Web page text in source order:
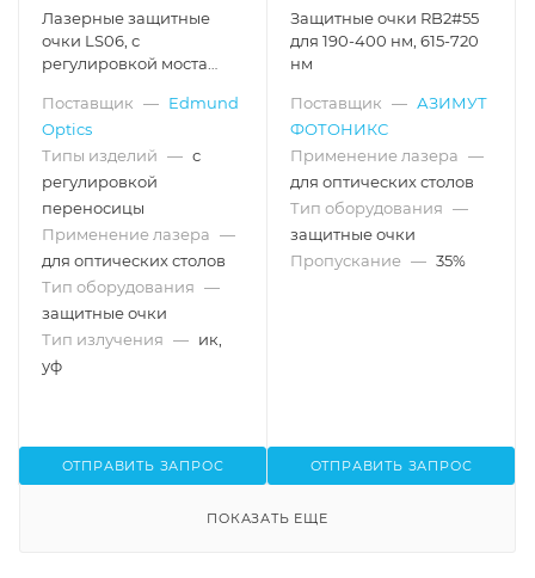
Лазерные защитные
очки LS06, с
регулировкой моста
Поставщик — Edmund
Optics
Типы изделий — с
регулировкой
переносицы
Применение лазера —
для оптических столов
Тип оборудования —
защитные очки
Тип излучения — ик,
уф
ОТПРАВИТЬ ЗАПРОС
Защитные очки RB2#55
для 190-400 нм, 615-720
нм
Поставщик — АЗИМУТ
ФОТОНИКС
Применение лазера —
для оптических столов
Тип оборудования —
защитные очки
Пропускание — 35%
ОТПРАВИТЬ ЗАПРОС
ПОКАЗАТЬ ЕЩЕ